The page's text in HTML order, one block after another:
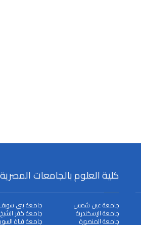
كلية العلوم بالجامعات المصرية
جامعة عين شمس
جامعة الإسكندرية
جامعة المنصورة
جامعة بني
جامعة كفر الشيخ
جامعة قناة